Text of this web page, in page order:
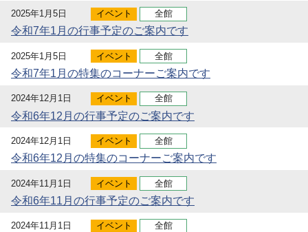
2025年1月5日 イベント 全館
令和7年1月の行事予定のご案内です
2025年1月5日 イベント 全館
令和7年1月の特集のコーナーご案内です
2024年12月1日 イベント 全館
令和6年12月の行事予定のご案内です
2024年12月1日 イベント 全館
令和6年12月の特集のコーナーご案内です
2024年11月1日 イベント 全館
令和6年11月の行事予定のご案内です
2024年11月1日 イベント 全館